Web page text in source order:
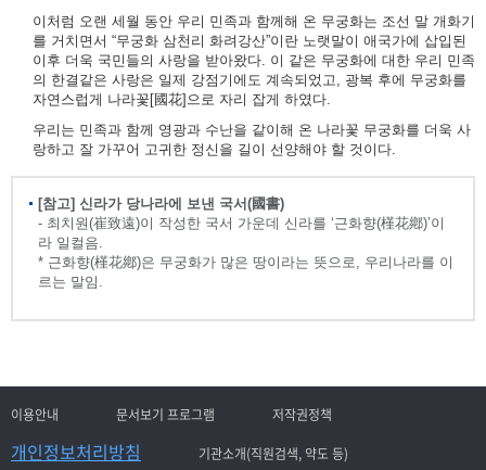
이처럼 오랜 세월 동안 우리 민족과 함께해 온 무궁화는 조선 말 개화기
를 거치면서 “무궁화 삼천리 화려강산”이란 노랫말이 애국가에 삽입된
이후 더욱 국민들의 사랑을 받아왔다. 이 같은 무궁화에 대한 우리 민족
의 한결같은 사랑은 일제 강점기에도 계속되었고, 광복 후에 무궁화를
자연스럽게 나라꽃[國花]으로 자리 잡게 하였다.
우리는 민족과 함께 영광과 수난을 같이해 온 나라꽃 무궁화를 더욱 사
랑하고 잘 가꾸어 고귀한 정신을 길이 선양해야 할 것이다.
[참고] 신라가 당나라에 보낸 국서(國書)
- 최치원(崔致遠)이 작성한 국서 가운데 신라를 ‘근화향(槿花鄕)’이
라 일컬음.
* 근화향(槿花鄕)은 무궁화가 많은 땅이라는 뜻으로, 우리나라를 이
르는 말임.
이용안내 문서보기 프로그램 저작권정책
개인정보처리방침 기관소개(직원검색, 약도 등)